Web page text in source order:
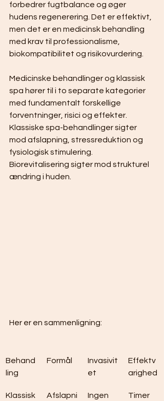
forbedrer fugtbalance og øger
hudens regenerering. Det er effektivt,
men det er en medicinsk behandling
med krav til professionalisme,
biokompatibilitet og risikovurdering.
Medicinske behandlinger og klassisk
spa hører til i to separate kategorier
med fundamentalt forskellige
forventninger, risici og effekter.
Klassiske spa-behandlinger sigter
mod afslapning, stressreduktion og
fysiologisk stimulering.
Biorevitalisering sigter mod strukturel
ændring i huden.
Her er en sammenligning:
Behand
ling
Formål
Invasivit
et
Effektv
arighed
Klassisk
Afslapni
Ingen
Timer